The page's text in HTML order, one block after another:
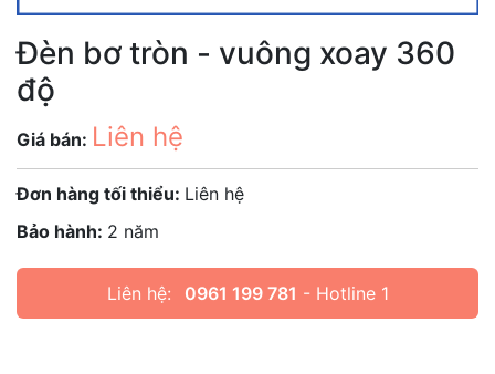
Đèn bơ tròn - vuông xoay 360
độ
Giá bán: Liên hệ
Đơn hàng tối thiểu: Liên hệ
Bảo hành: 2 năm
Liên hệ: 0961 199 781 - Hotline 1